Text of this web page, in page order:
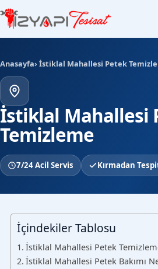
Anasayfa› İstiklal Mahallesi Petek
İstiklal Mahallesi
Temizleme
7/24 Acil Servis Kırmadan
İçindekiler Tablosu
İstiklal Mahallesi Petek
İstiklal Mahallesi Petek Bakımı